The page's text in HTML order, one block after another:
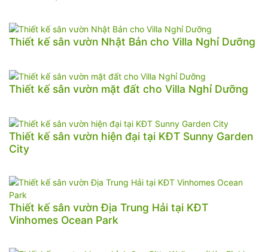
Thiết kế sân vườn Nhật Bản cho Villa Nghỉ Dưỡng
Thiết kế sân vườn mặt đất cho Villa Nghỉ Dưỡng
Thiết kế sân vườn hiện đại tại KĐT Sunny Garden
City
Thiết kế sân vườn Địa Trung Hải tại KĐT
Vinhomes Ocean Park